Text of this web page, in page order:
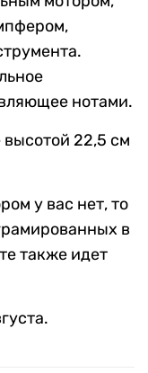
нотами.
высотой 22,5 см
у вас нет, то
в
также идет